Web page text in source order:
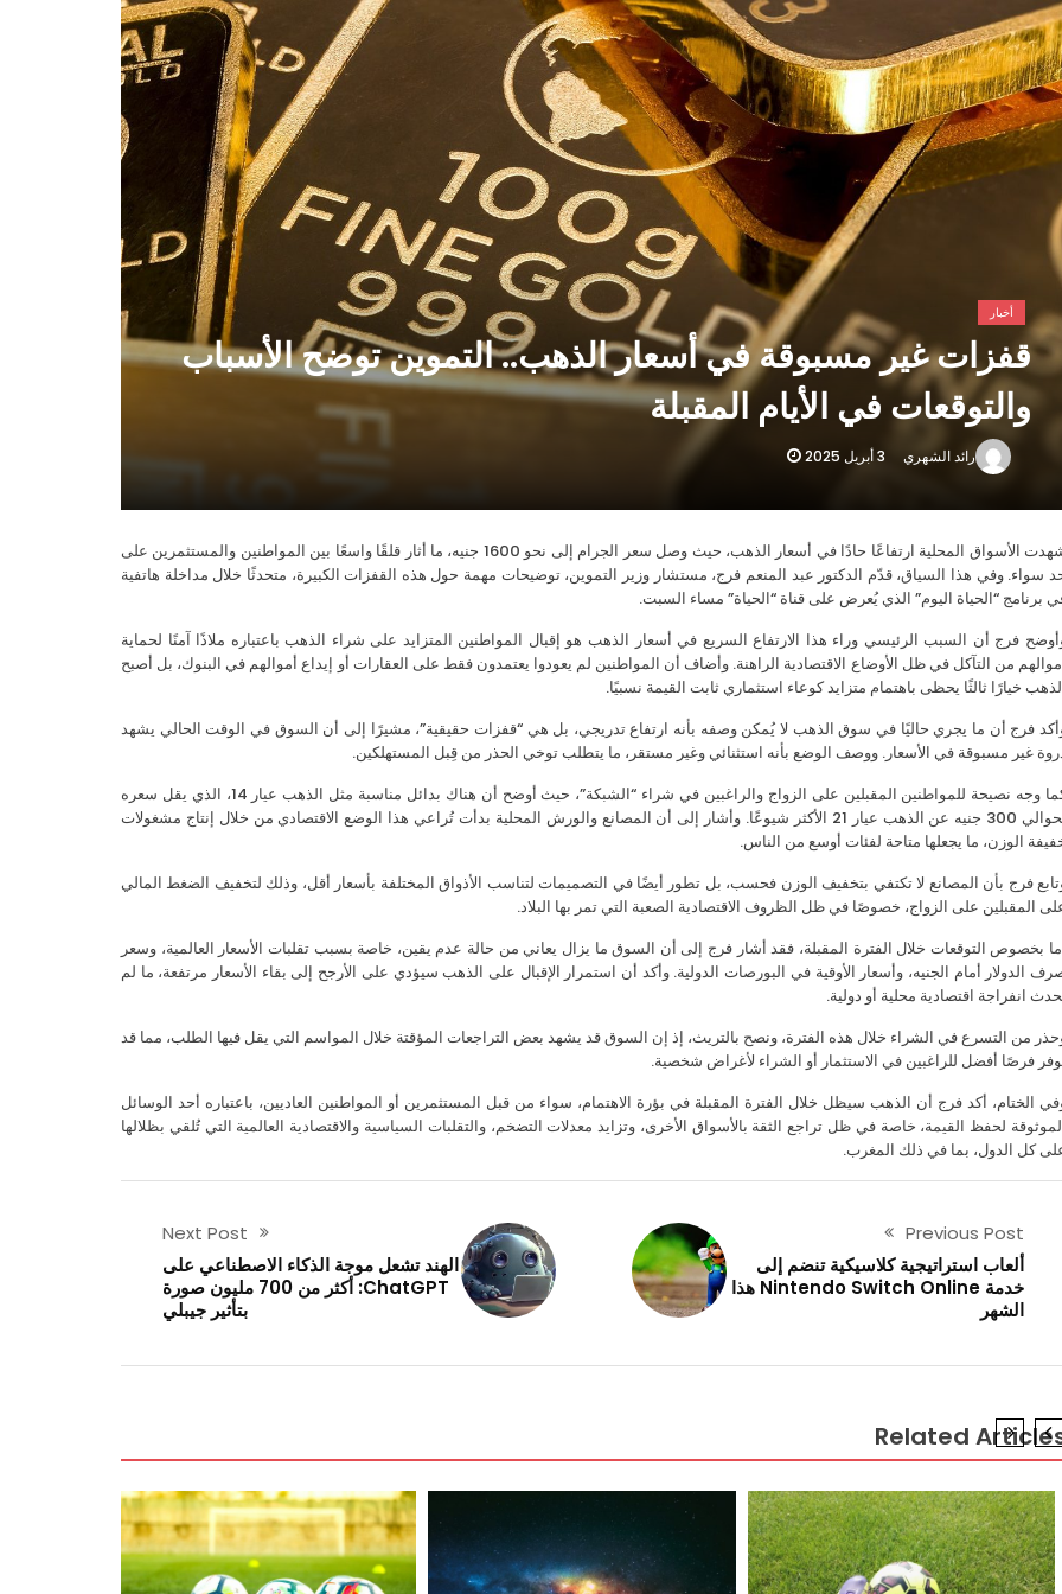
أخبار
قفزات غير مسبوقة في أسعار الذهب.. التموين توضح الأسباب
والتوقعات في الأيام المقبلة
رائد الشهري 3 أبريل 2025
شهدت الأسواق المحلية ارتفاعًا حادًا في أسعار الذهب، حيث وصل سعر الجرام إلى نحو 1600 جنيه، ما أثار قلقًا واسعًا بين المواطنين والمستثمرين على
سواء. وفي هذا السياق، قدّم الدكتور عبد المنعم فرج، مستشار وزير التموين، توضيحات مهمة حول هذه القفزات الكبيرة، متحدثًا خلال مداخلة هاتفية
برنامج “الحياة اليوم” الذي يُعرض على قناة “الحياة” مساء السبت.
فرج أن السبب الرئيسي وراء هذا الارتفاع السريع في أسعار الذهب هو إقبال المواطنين المتزايد على شراء الذهب باعتباره ملاذًا آمنًا لحماية
من التآكل في ظل الأوضاع الاقتصادية الراهنة. وأضاف أن المواطنين لم يعودوا يعتمدون فقط على العقارات أو إيداع أموالهم في البنوك، بل أصبح
خيارًا ثالثًا يحظى باهتمام متزايد كوعاء استثماري ثابت القيمة نسبيًا.
فرج أن ما يجري حاليًا في سوق الذهب لا يُمكن وصفه بأنه ارتفاع تدريجي، بل هي “قفزات حقيقية”، مشيرًا إلى أن السوق في الوقت الحالي يشهد
غير مسبوقة في الأسعار. ووصف الوضع بأنه استثنائي وغير مستقر، ما يتطلب توخي الحذر من قِبل المستهلكين.
كما وجه نصيحة للمواطنين المقبلين على الزواج والراغبين في شراء “الشبكة”، حيث أوضح أن هناك بدائل مناسبة مثل الذهب عيار 14، الذي يقل سعره
بحوالي 300 جنيه عن الذهب عيار 21 الأكثر شيوعًا. وأشار إلى أن المصانع والورش المحلية بدأت تُراعي هذا الوضع الاقتصادي من خلال إنتاج مشغولات
الوزن، ما يجعلها متاحة لفئات أوسع من الناس.
فرج بأن المصانع لا تكتفي بتخفيف الوزن فحسب، بل تطور أيضًا في التصميمات لتناسب الأذواق المختلفة بأسعار أقل، وذلك لتخفيف الضغط المالي
المقبلين على الزواج، خصوصًا في ظل الظروف الاقتصادية الصعبة التي تمر بها البلاد.
بخصوص التوقعات خلال الفترة المقبلة، فقد أشار فرج إلى أن السوق ما يزال يعاني من حالة عدم يقين، خاصة بسبب تقلبات الأسعار العالمية، وسعر
الدولار أمام الجنيه، وأسعار الأوقية في البورصات الدولية. وأكد أن استمرار الإقبال على الذهب سيؤدي على الأرجح إلى بقاء الأسعار مرتفعة، ما لم
انفراجة اقتصادية محلية أو دولية.
من التسرع في الشراء خلال هذه الفترة، ونصح بالتريث، إذ إن السوق قد يشهد بعض التراجعات المؤقتة خلال المواسم التي يقل فيها الطلب، مما قد
فرصًا أفضل للراغبين في الاستثمار أو الشراء لأغراض شخصية.
الختام، أكد فرج أن الذهب سيظل خلال الفترة المقبلة في بؤرة الاهتمام، سواء من قبل المستثمرين أو المواطنين العاديين، باعتباره أحد الوسائل
لحفظ القيمة، خاصة في ظل تراجع الثقة بالأسواق الأخرى، وتزايد معدلات التضخم، والتقلبات السياسية والاقتصادية العالمية التي تُلقي بظلالها
كل الدول، بما في ذلك المغرب.
Previous Post
ألعاب استراتيجية كلاسيكية تنضم إلى
خدمة Nintendo Switch Online هذا
الشهر
Next Post
الهند تشعل موجة الذكاء الاصطناعي على
ChatGPT: أكثر من 700 مليون صورة
بتأثير جيبلي
Related